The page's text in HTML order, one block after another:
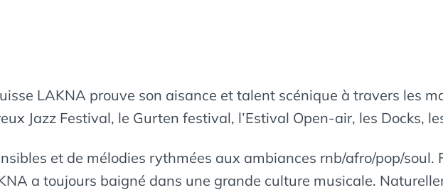
LAKNA prouve son aisance et talent scénique à travers les
Jazz Festival, le Gurten festival, l’Estival Open-air, les Docks,
et de mélodies rythmées aux ambiances rnb/afro/pop/soul.
a toujours baigné dans une grande culture musicale.